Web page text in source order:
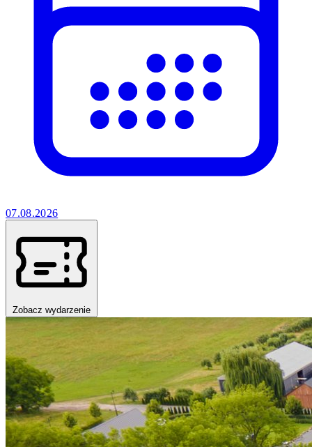
07.08.2026
Zobacz wydarzenie